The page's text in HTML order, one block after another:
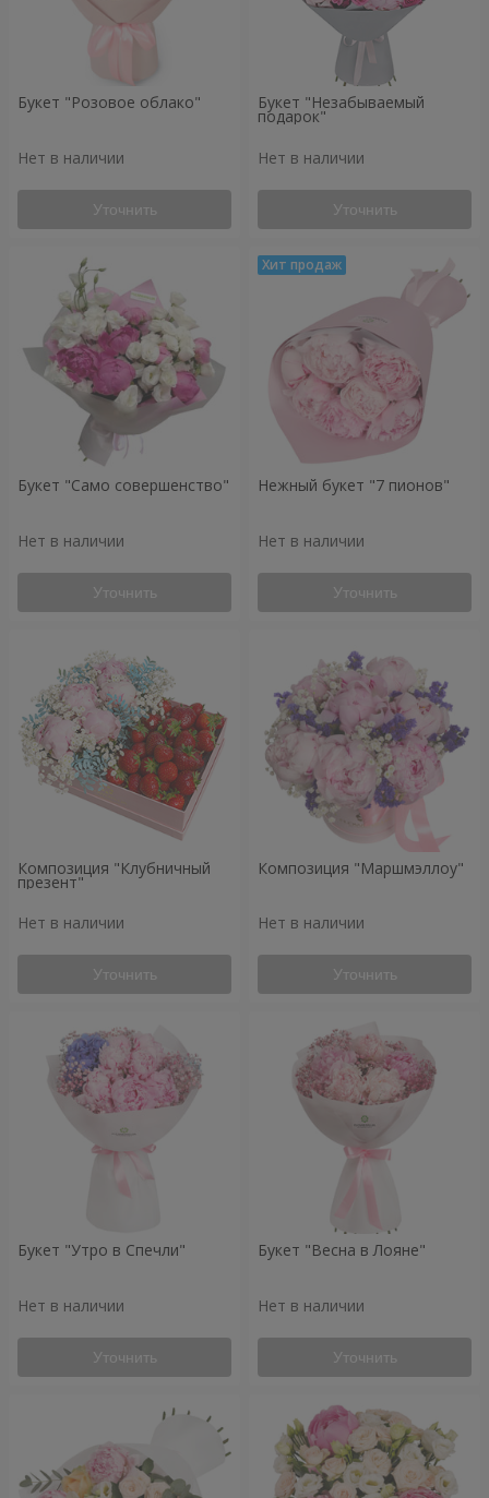
Букет "Розовое облако"
Нет в наличии
Уточнить
Букет "Незабываемый
подарок"
Нет в наличии
Уточнить
Букет "Само совершенство"
Нет в наличии
Уточнить
Нежный букет "7 пионов"
Нет в наличии
Уточнить
Композиция "Клубничный
презент"
Нет в наличии
Уточнить
Композиция "Маршмэллоу"
Нет в наличии
Уточнить
Букет "Утро в Спечли"
Нет в наличии
Уточнить
Букет "Весна в Лояне"
Нет в наличии
Уточнить